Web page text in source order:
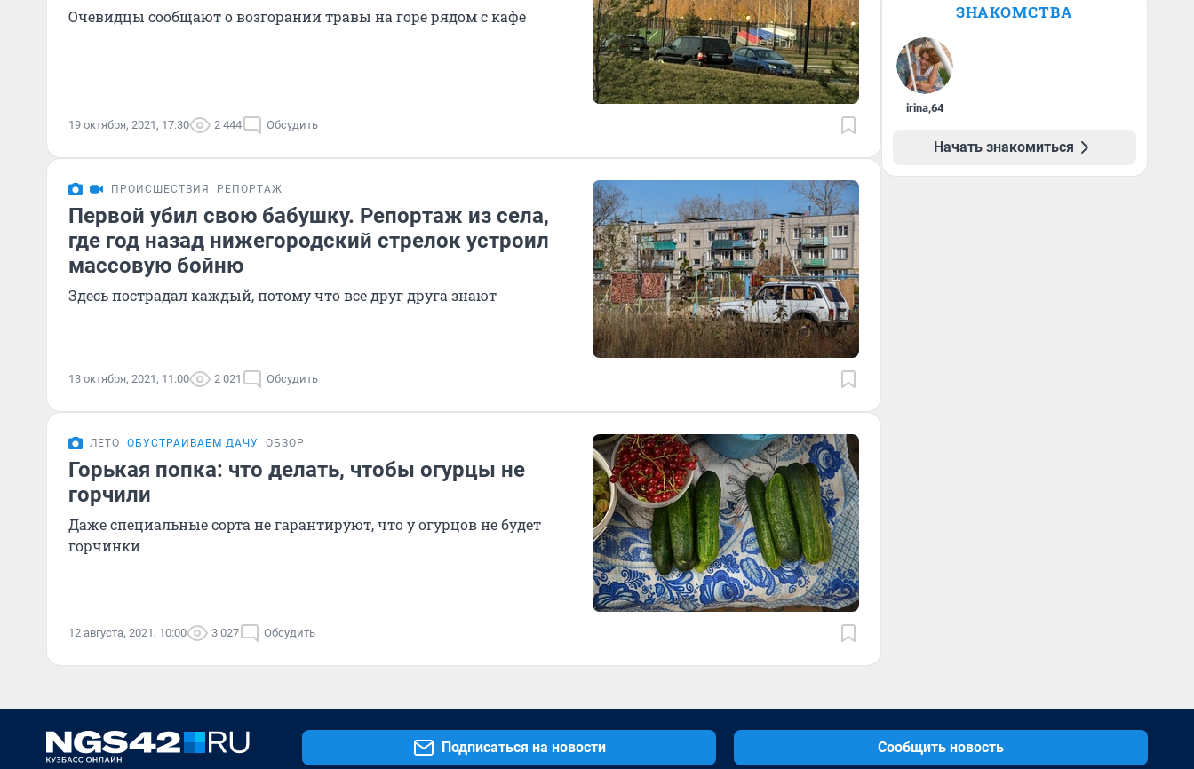
Очевидцы сообщают о возгорании травы на горе рядом с кафе
19 октября, 2021, 17:30 2 444 Обсудить
ПРОИСШЕСТВИЯ РЕПОРТАЖ
Первой убил свою бабушку. Репортаж из села,
где год назад нижегородский стрелок устроил
массовую бойню
Здесь пострадал каждый, потому что все друг друга знают
13 октября, 2021, 11:00 2 021 Обсудить
ЛЕТО ОБУСТРАИВАЕМ ДАЧУ ОБЗОР
Горькая попка: что делать, чтобы огурцы не
горчили
Даже специальные сорта не гарантируют, что у огурцов не будет
горчинки
12 августа, 2021, 10:00 3 027 Обсудить
ЗНАКОМСТВА
irina,64
Начать знакомиться
Подписаться на новости Сообщить новость